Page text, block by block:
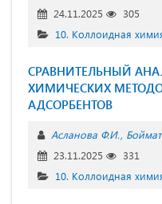
24.11.2025
305
10. Коллоидная
СРАВНИТЕЛЬНЫЙ
ХИМИЧЕСКИХ
АДСОРБЕНТОВ
Асланова Ф.И.
23.11.2025
331
10. Коллоидная